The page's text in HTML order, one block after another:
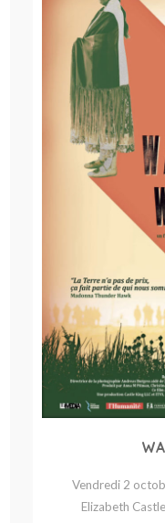
Vendredi 2
Elizabeth